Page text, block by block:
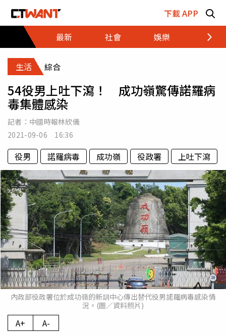
下載 APP
最新
社會 娛樂 財經
生活 綜合
54役男上吐下瀉！ 成功嶺驚傳諾羅病
毒集體感染
記者： 中國時報林欣儀
2021-09-06 16:36
役男 諾羅病毒 成功嶺 役政署 上吐下瀉
內政部役政署位於成功嶺的新訓中心傳出替代役男諾羅病毒感染情
況。(圖／資料照片)
A+ A-